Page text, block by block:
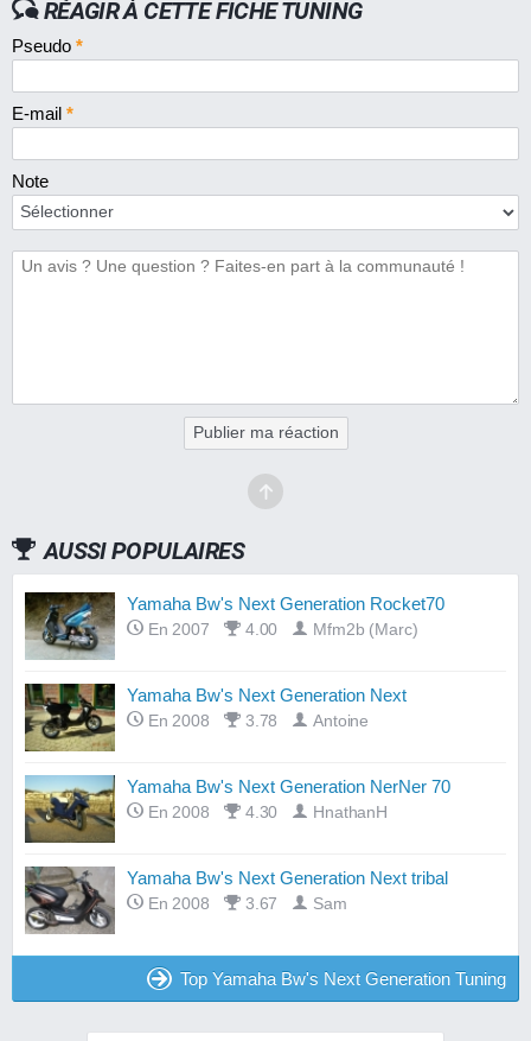
RÉAGIR À CETTE FICHE TUNING
Pseudo *
E-mail *
Note
Publier ma réaction
AUSSI POPULAIRES
Yamaha Bw's Next Generation Rocket70
En 2007 4.00 Mfm2b (Marc)
Yamaha Bw's Next Generation Next
En 2008 3.78 Antoine
Yamaha Bw's Next Generation NerNer 70
En 2008 4.30 HnathanH
Yamaha Bw's Next Generation Next tribal
En 2008 3.67 Sam
Top Yamaha Bw's Next Generation Tuning